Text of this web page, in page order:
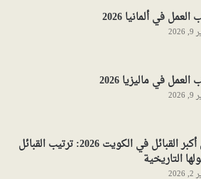
في ألمانيا 2026
في ماليزيا 2026
دليل أكبر القبائل في الكويت 2026: ترتيب القبائل
التاريخية